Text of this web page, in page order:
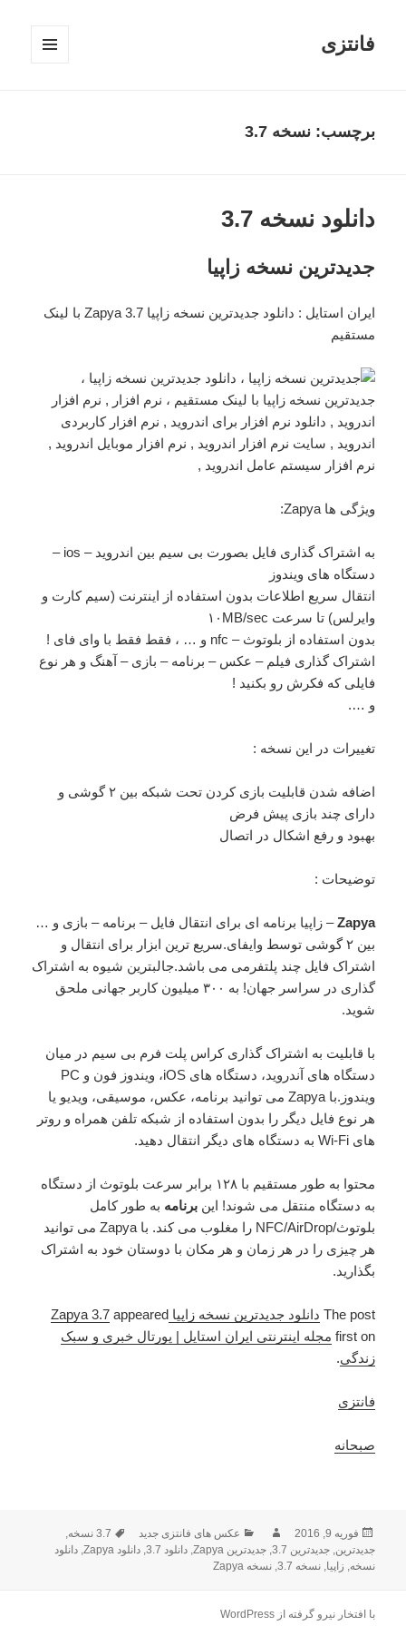
فانتزی
برچسب: نسخه 3.7
دانلود نسخه 3.7
جدیدترین نسخه زاپیا
ایران استایل
: دانلود جدیدترین نسخه زاپیا Zapya 3.7 با لینک
مستقیم
ویژگی ها Zapya:
به اشتراک گذاری فایل بصورت بی سیم بین اندروید – ios –
دستگاه های ویندوز
انتقال سریع اطلاعات بدون استفاده از اینترنت (سیم کارت و
وایرلس) تا سرعت ۱۰MB/sec
بدون استفاده از بلوتوث – nfc و … ، فقط فقط با وای فای !
اشتراک گذاری فیلم – عکس – برنامه – بازی – آهنگ و هر نوع
فایلی که فکرش رو بکنید !
و ….
تغییرات در این نسخه :
اضافه شدن قابلیت بازی کردن تحت شبکه بین ۲ گوشی و
دارای چند بازی پیش فرض
بهبود و رفع اشکال در اتصال
توضیحات :
Zapya– زاپیا برنامه ای برای انتقال فایل – برنامه – بازی و …
بین ۲ گوشی توسط وایفای.سریع ترین ابزار برای انتقال و
اشتراک فایل چند پلتفرمی می باشد.جالبترین شیوه به اشتراک
گذاری در سراسر جهان! به ۳۰۰ میلیون کاربر جهانی ملحق
شوید.
با قابلیت به اشتراک گذاری کراس پلت فرم بی سیم در میان
دستگاه های آندروید، دستگاه های iOS، ویندوز فون و PC
ویندوز.با Zapya می توانید برنامه، عکس، موسیقی، ویدیو یا
هر نوع فایل دیگر را بدون استفاده از شبکه تلفن همراه و روتر
های Wi-Fi به دستگاه های دیگر انتقال دهید.
محتوا به طور مستقیم با ۱۲۸ برابر سرعت بلوتوث از دستگاه
به دستگاه منتقل می شوند! اینبرنامه به طور کامل
بلوتوث/NFC/AirDrop را مغلوب می کند. با Zapya می توانید
هر چیزی را در هر زمان و هر مکان با دوستان خود به اشتراک
بگذارید.
The post دانلود جدیدترین نسخه زاپیا Zapya 3.7appeared
first on مجله اینترنتی ایران استایل | پورتال خبری و سبک
زندگی.
فانتزی
صبحانه
ارسال
شده
در
فوریه 9, 2016 نویسندهدسته‌ها
عکس های فانتزی جدید برچسب‌ها
3.7 نسخه
,
جدیدترین,جدیدترین 3.7 ,جدیدترین Zapya ,دانلود 3.7 ,دانلود Zapya ,دانلود
نسخه, زاپیا,نسخه 3.7 ,نسخه Zapya
با افتخار نیرو گرفته از WordPress